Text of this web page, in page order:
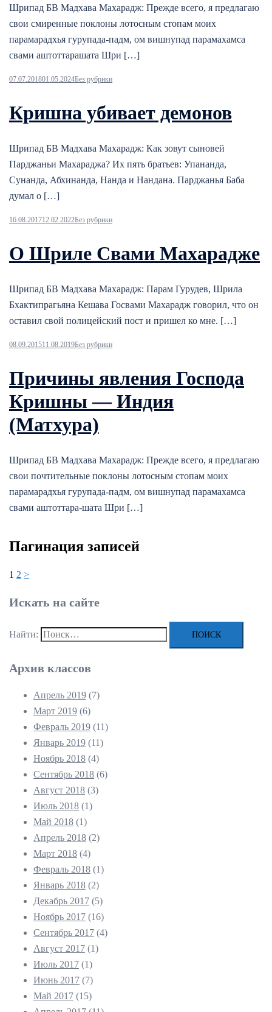
Шрипад БВ Мадхава Махарадж: Прежде всего, я предлагаю
свои смиренные поклоны лотосным стопам моих
парамарадхья гурупада-падм, ом вишнупад парамахамса
свами аштоттарашата Шри […]
07.07.201801.05.2024Без рубрики
Кришна убивает демонов
Шрипад БВ Мадхава Махарадж: Как зовут сыновей
Парджаньи Махараджа? Их пять братьев: Упананда,
Сунанда, Абхинанда, Нанда и Нандана. Парджанья Баба
думал о […]
16.08.201712.02.2022Без рубрики
О Шриле Свами Махарадже
Шрипад БВ Мадхава Махарадж: Парам Гурудев, Шрила
Бхактипрагьяна Кешава Госвами Махарадж говорил, что он
оставил свой полицейский пост и пришел ко мне. […]
08.09.201511.08.2019Без рубрики
Причины явления Господа
Кришны — Индия
(Матхура)
Шрипад БВ Мадхава Махарадж: Прежде всего, я предлагаю
свои почтительные поклоны лотосным стопам моих
парамарадхья гурупада-падм, ом вишнупад парамахамса
свами аштоттара-шата Шри […]
Пагинация записей
1 2 >
Искать на сайте
Найти:
Архив классов
Апрель 2019 (7)
Март 2019 (6)
Февраль 2019 (11)
Январь 2019 (11)
Ноябрь 2018 (4)
Сентябрь 2018 (6)
Август 2018 (3)
Июль 2018 (1)
Май 2018 (1)
Апрель 2018 (2)
Март 2018 (4)
Февраль 2018 (1)
Январь 2018 (2)
Декабрь 2017 (5)
Ноябрь 2017 (16)
Сентябрь 2017 (4)
Август 2017 (1)
Июль 2017 (1)
Июнь 2017 (7)
Май 2017 (15)